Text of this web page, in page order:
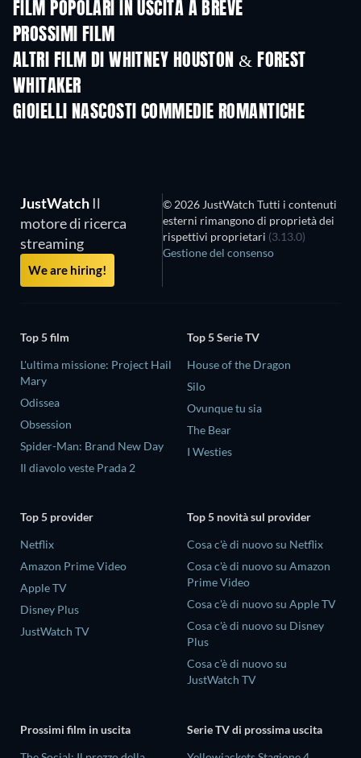
FILM POPOLARI IN USCITA A BREVE
PROSSIMI FILM
ALTRI FILM DI WHITNEY HOUSTON & FOREST
WHITAKER
GIOIELLI NASCOSTI COMMEDIE ROMANTICHE
JustWatch Il
motore di ricerca
streaming
We are hiring!
© 2026 JustWatch Tutti i contenuti
esterni rimangono di proprietà dei
rispettivi proprietari (3.13.0)
Gestione del consenso
Top 5 film
L'ultima missione: Project Hail
Mary
Odissea
Obsession
Spider-Man: Brand New Day
Il diavolo veste Prada 2
Top 5 Serie TV
House of the Dragon
Silo
Ovunque tu sia
The Bear
I Westies
Top 5 provider
Netflix
Amazon Prime Video
Apple TV
Disney Plus
JustWatch TV
Top 5 novità sul provider
Cosa c'è di nuovo su Netflix
Cosa c'è di nuovo su Amazon
Prime Video
Cosa c'è di nuovo su Apple TV
Cosa c'è di nuovo su Disney
Plus
Cosa c'è di nuovo su
JustWatch TV
Prossimi film in uscita
Serie TV di prossima uscita